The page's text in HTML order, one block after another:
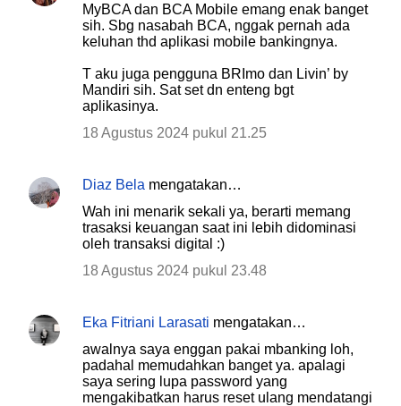
MyBCA dan BCA Mobile emang enak banget
sih. Sbg nasabah BCA, nggak pernah ada
keluhan thd aplikasi mobile bankingnya.
T aku juga pengguna BRImo dan Livin’ by
Mandiri sih. Sat set dn enteng bgt
aplikasinya.
18 Agustus 2024 pukul 21.25
Diaz Bela mengatakan…
Wah ini menarik sekali ya, berarti memang
trasaksi keuangan saat ini lebih didominasi
oleh transaksi digital :)
18 Agustus 2024 pukul 23.48
Eka Fitriani Larasati mengatakan…
awalnya saya enggan pakai mbanking loh,
padahal memudahkan banget ya. apalagi
saya sering lupa password yang
mengakibatkan harus reset ulang mendatangi